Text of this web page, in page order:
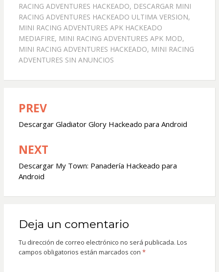
RACING ADVENTURES HACKEADO, DESCARGAR MINI
RACING ADVENTURES HACKEADO ULTIMA VERSION,
MINI RACING ADVENTURES APK HACKEADO
MEDIAFIRE, MINI RACING ADVENTURES APK MOD,
MINI RACING ADVENTURES HACKEADO, MINI RACING
ADVENTURES SIN ANUNCIOS
Navegación
de
entradas
PREV
Descargar Gladiator Glory Hackeado para Android
NEXT
Descargar My Town: Panadería Hackeado para
Android
Deja un comentario
Tu dirección de correo electrónico no será publicada. Los
campos obligatorios están marcados con *